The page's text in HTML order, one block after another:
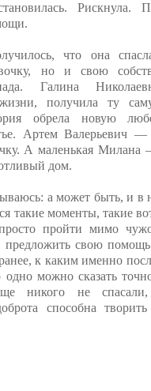
Рискнула.
что она
но и свою
Галина
получила ту
обрела новую
Артем Валерьевич
А маленькая Милана
дом.
а может быть, и в
такие моменты, такие
пройти мимо
предложить свою
к каким именно
можно сказать
еще никого не
способна